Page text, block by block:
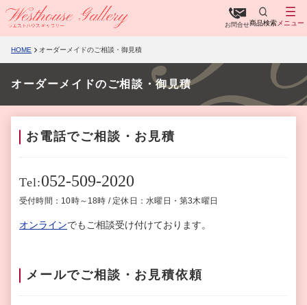
お問合せ商品検索 メニュー
HOME オーダーメイドのご相談・御見積
オーダーメイドのご相談・御見積
お電話でご相談・お見積
Tel:052-509-2020
受付時間：10時～18時 / 定休日：水曜日・第3木曜日
オンラインでもご相談受け付けております。
メールでご相談・お見積依頼